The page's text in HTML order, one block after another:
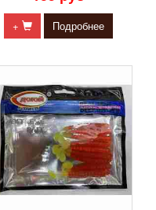
+ Подробнее